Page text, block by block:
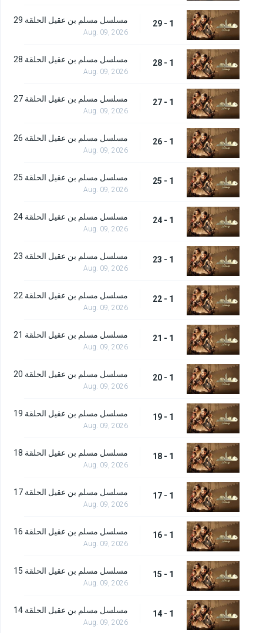
1 - 29 مسلسل مسلم بن عقيل الحلقة 29
Aug. 09, 2026
1 - 28 مسلسل مسلم بن عقيل الحلقة 28
Aug. 09, 2026
1 - 27 مسلسل مسلم بن عقيل الحلقة 27
Aug. 09, 2026
1 - 26 مسلسل مسلم بن عقيل الحلقة 26
Aug. 09, 2026
1 - 25 مسلسل مسلم بن عقيل الحلقة 25
Aug. 09, 2026
1 - 24 مسلسل مسلم بن عقيل الحلقة 24
Aug. 09, 2026
1 - 23 مسلسل مسلم بن عقيل الحلقة 23
Aug. 09, 2026
1 - 22 مسلسل مسلم بن عقيل الحلقة 22
Aug. 09, 2026
1 - 21 مسلسل مسلم بن عقيل الحلقة 21
Aug. 09, 2026
1 - 20 مسلسل مسلم بن عقيل الحلقة 20
Aug. 09, 2026
1 - 19 مسلسل مسلم بن عقيل الحلقة 19
Aug. 09, 2026
1 - 18 مسلسل مسلم بن عقيل الحلقة 18
Aug. 09, 2026
1 - 17 مسلسل مسلم بن عقيل الحلقة 17
Aug. 09, 2026
1 - 16 مسلسل مسلم بن عقيل الحلقة 16
Aug. 09, 2026
1 - 15 مسلسل مسلم بن عقيل الحلقة 15
Aug. 09, 2026
1 - 14 مسلسل مسلم بن عقيل الحلقة 14
Aug. 09, 2026